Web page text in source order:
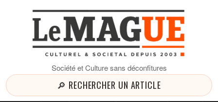
Société et Culture sans déconfitures
🔎 RECHERCHER UN ARTICLE